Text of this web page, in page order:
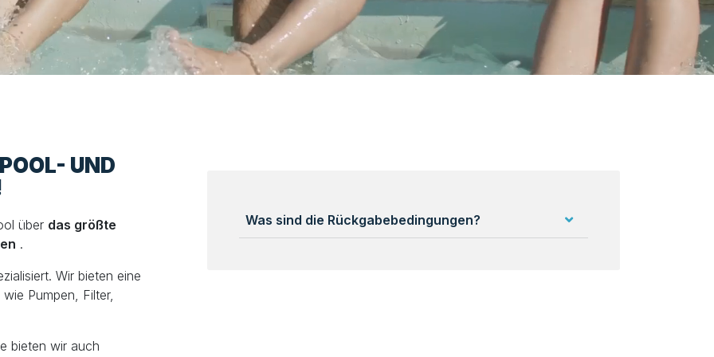
UND
über das größte
.
Wir bieten eine
Pumpen, Filter,
bieten wir auch
Was sind die Rückgabebedingungen?